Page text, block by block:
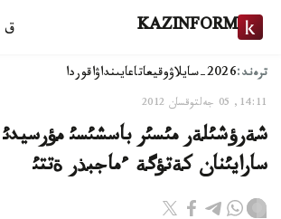
KAZINFORM ق
ترەند:2026-سايلاۋ وقيعاتاعايىنداۋاقوردا
14:11, 05 جەلتوقسان 2012
شةرؤشئلةر مئسئر باسشئسئ
سارايئنان كةتؤگة ءماجبذر ةتتئ